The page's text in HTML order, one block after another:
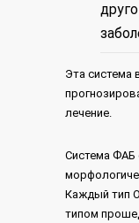
Эта система
лечение.
Система ФАБ
Каждый тип
типом